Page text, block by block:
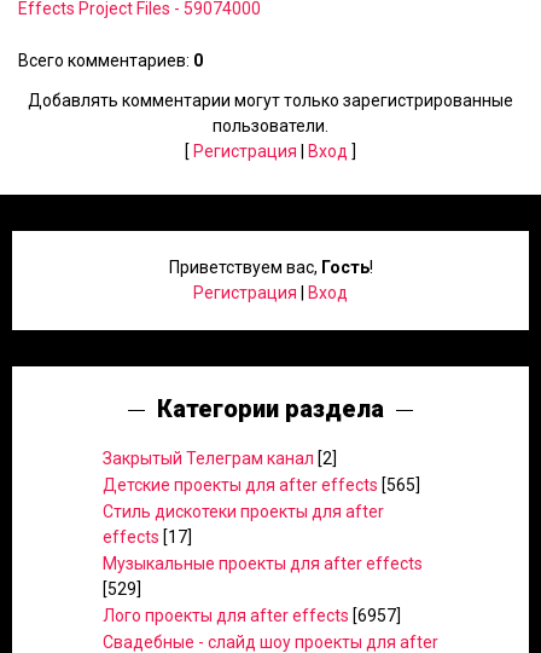
Effects Project Files - 59074000
Всего комментариев: 0
Добавлять комментарии могут только зарегистрированные
пользователи.
[ Регистрация Вход ]
Приветствуем вас, Гость!
Регистрация
Вход
Категории раздела
Закрытый Телеграм канал [2]
Детские проекты для after effects [565]
Стиль дискотеки проекты для after
effects [17]
Музыкальные проекты для after effects
[529]
Лого проекты для after effects [6957]
Свадебные - слайд шоу проекты для after